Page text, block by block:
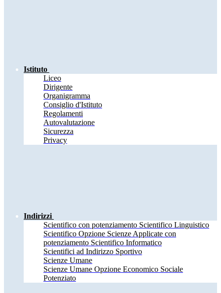
Istituto
Liceo
Dirigente
Organigramma
Consiglio d'Istituto
Regolamenti
Autovalutazione
Sicurezza
Privacy
Indirizzi
Scientifico con potenziamento Scientifico Linguistico
Scientifico Opzione Scienze Applicate con
potenziamento Scientifico Informatico
Scientifici ad Indirizzo Sportivo
Scienze Umane
Scienze Umane Opzione Economico Sociale
Potenziato